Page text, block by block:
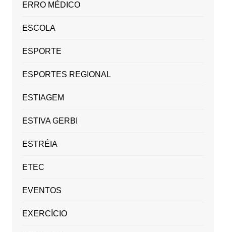
ERRO MÉDICO
ESCOLA
ESPORTE
ESPORTES REGIONAL
ESTIAGEM
ESTIVA GERBI
ESTRÉIA
ETEC
EVENTOS
EXERCÍCIO